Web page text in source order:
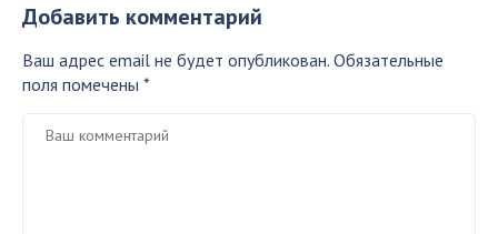
Добавить комментарий
Ваш адрес email не будет опубликован. Обязательные
поля помечены *